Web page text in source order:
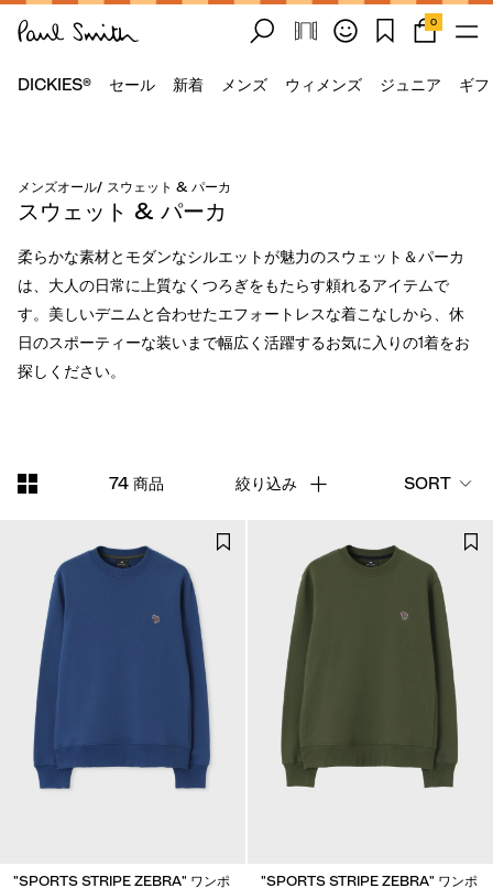
0
DICKIES® セール 新着 メンズ ウィメンズ ジュニア ギ
メンズオール/ スウェット & パーカ
スウェット & パーカ
柔らかな素材とモダンなシルエットが魅力のスウェット＆パーカ
は、大人の日常に上質なくつろぎをもたらす頼れるアイテムで
す。美しいデニムと合わせたエフォートレスな着こなしから、休
日のスポーティーな装いまで幅広く活躍するお気に入りの1着をお
探しください。
74 商品 絞り込み SORT
"SPORTS STRIPE ZEBRA" ワンポ
"SPORTS STRIPE ZEBRA" ワンポ